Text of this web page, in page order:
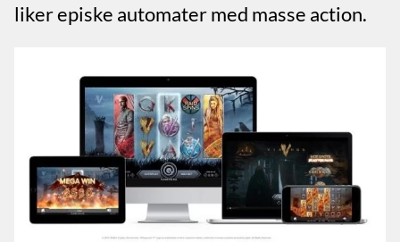
liker episke automater med masse action.